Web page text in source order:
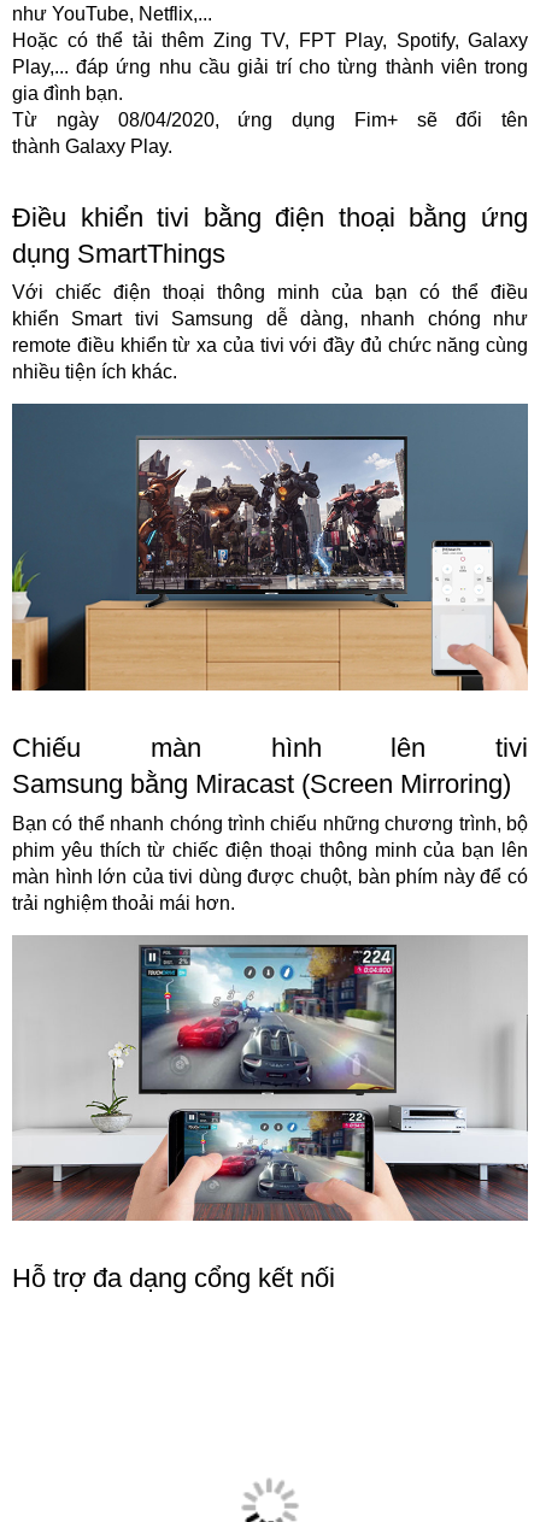
như YouTube, Netflix,...
Hoặc có thể tải thêm Zing TV, FPT Play, Spotify, Galaxy
Play,... đáp ứng nhu cầu giải trí cho từng thành viên trong
gia đình bạn.
Từ ngày 08/04/2020, ứng dụng Fim+ sẽ đổi tên
thành Galaxy Play.
Điều khiển tivi bằng điện thoại bằng ứng
dụng SmartThings
Với chiếc điện thoại thông minh của bạn có thể điều
khiển Smart tivi Samsung dễ dàng, nhanh chóng như
remote điều khiển từ xa của tivi với đầy đủ chức năng cùng
nhiều tiện ích khác.
Chiếu màn hình lên tivi
Samsung bằng Miracast (Screen Mirroring)
Bạn có thể nhanh chóng trình chiếu những chương trình, bộ
phim yêu thích từ chiếc điện thoại thông minh của bạn lên
màn hình lớn của tivi dùng được chuột, bàn phím này để có
trải nghiệm thoải mái hơn.
Hỗ trợ đa dạng cổng kết nối